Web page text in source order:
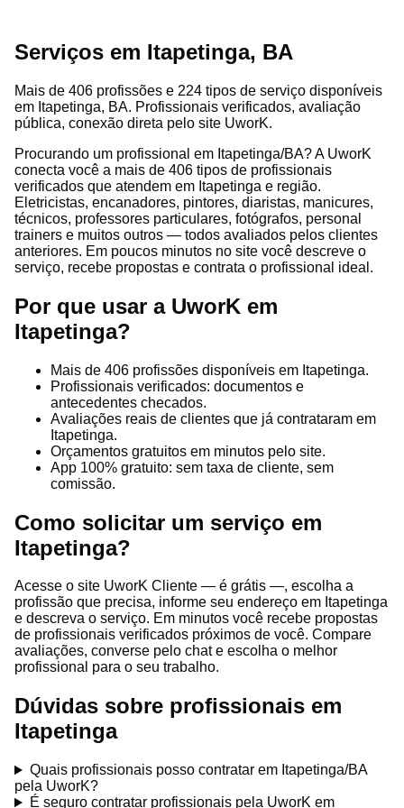
Serviços em Itapetinga, BA
Mais de 406 profissões e 224 tipos de serviço disponíveis
em Itapetinga, BA. Profissionais verificados, avaliação
pública, conexão direta pelo site UworK.
Procurando um profissional em Itapetinga/BA? A UworK
conecta você a mais de 406 tipos de profissionais
verificados que atendem em Itapetinga e região.
Eletricistas, encanadores, pintores, diaristas, manicures,
técnicos, professores particulares, fotógrafos, personal
trainers e muitos outros — todos avaliados pelos clientes
anteriores. Em poucos minutos no site você descreve o
serviço, recebe propostas e contrata o profissional ideal.
Por que usar a UworK em
Itapetinga?
Mais de 406 profissões disponíveis em Itapetinga.
Profissionais verificados: documentos e
antecedentes checados.
Avaliações reais de clientes que já contrataram em
Itapetinga.
Orçamentos gratuitos em minutos pelo site.
App 100% gratuito: sem taxa de cliente, sem
comissão.
Como solicitar um serviço em
Itapetinga?
Acesse o site UworK Cliente — é grátis —, escolha a
profissão que precisa, informe seu endereço em Itapetinga
e descreva o serviço. Em minutos você recebe propostas
de profissionais verificados próximos de você. Compare
avaliações, converse pelo chat e escolha o melhor
profissional para o seu trabalho.
Dúvidas sobre profissionais em
Itapetinga
Quais profissionais posso contratar em Itapetinga/BA
pela UworK?
É seguro contratar profissionais pela UworK em